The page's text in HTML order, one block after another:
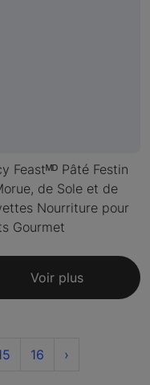
Feastᴹᴰ Pâté Festin
de Sole et de
Nourriture pour
Gourmet
Voir plus
16 ›